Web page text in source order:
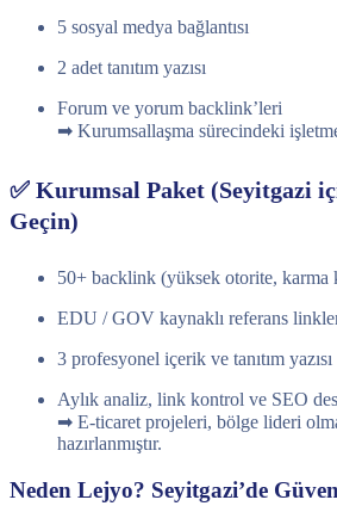
5 sosyal medya bağlantısı
2 adet tanıtım yazısı
Forum ve yorum backlink’leri
➡ Kurumsallaşma sürecindeki
✅ Kurumsal Paket (Seyitgazi
Geçin)
50+ backlink (yüksek otorite, karma
EDU / GOV kaynaklı referans
3 profesyonel içerik ve tanıtım yazısı
Aylık analiz, link kontrol ve SEO
➡ E-ticaret projeleri, bölge lideri
hazırlanmıştır.
Neden Lejyo? Seyitgazi’de